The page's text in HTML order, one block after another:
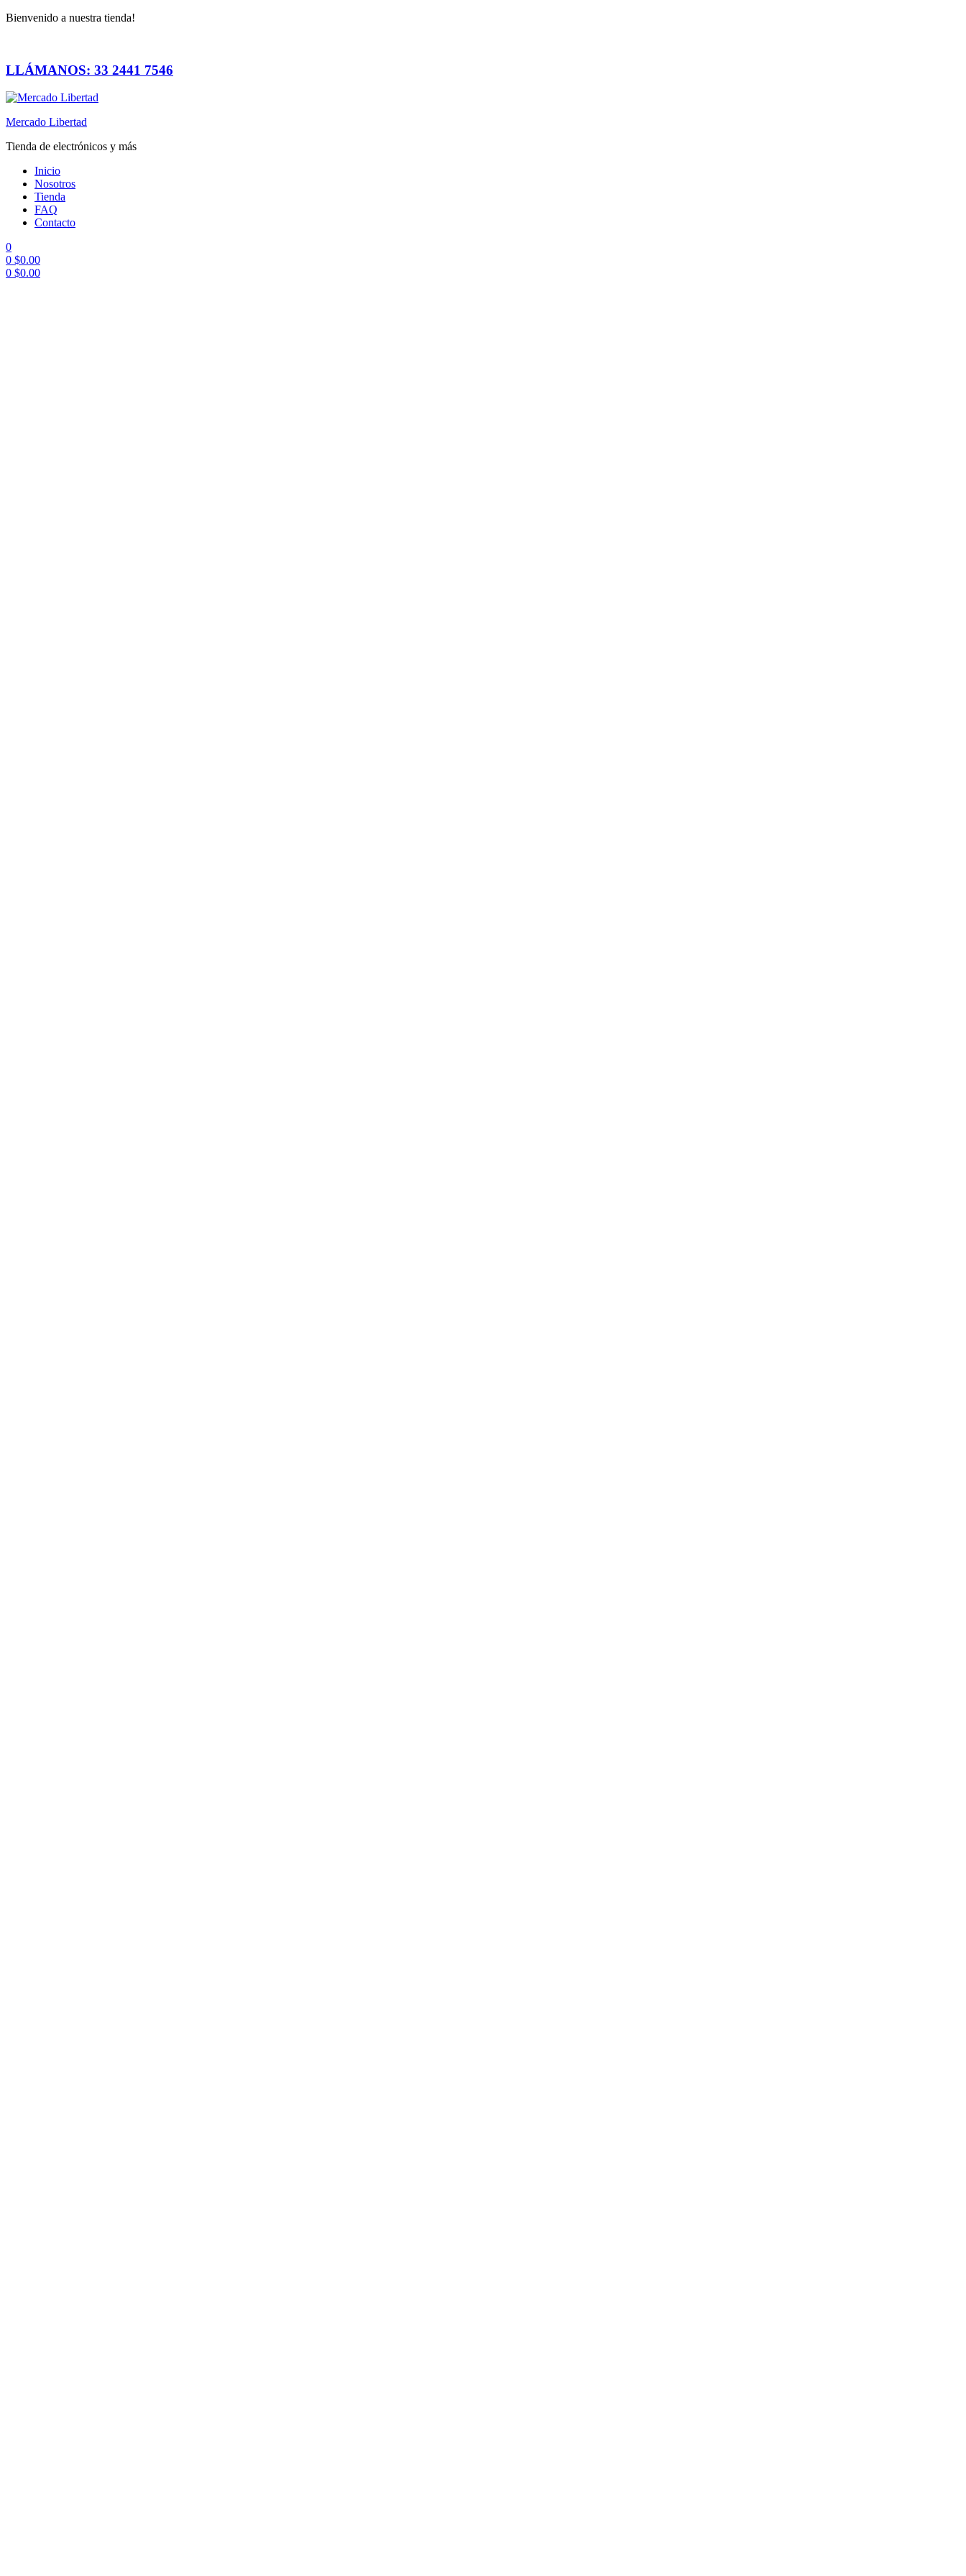
Bienvenido a nuestra tienda!
LLÁMANOS: 33 2441 7546
Mercado Libertad
Tienda de electrónicos y más
Inicio
Nosotros
Tienda
FAQ
Contacto
0
0 $0.00
0 $0.00